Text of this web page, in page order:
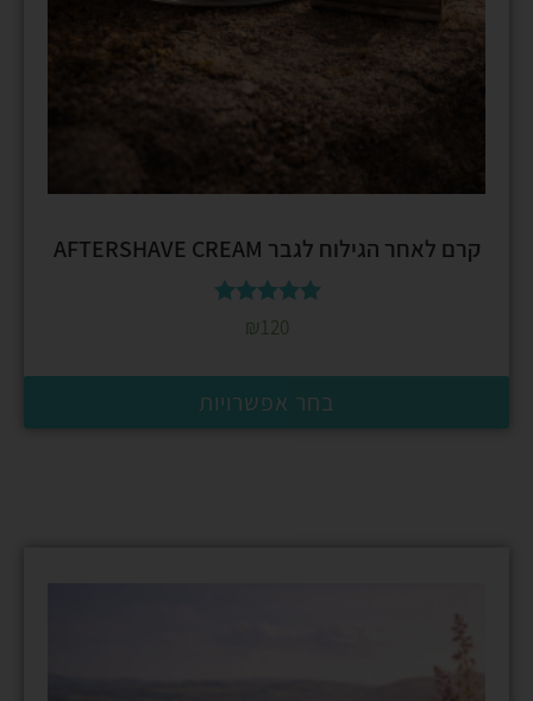
קרם לאחר הגילוח לגבר AFTERSHAVE CREAM
דורג
5.00
₪120
בחר אפשרויות